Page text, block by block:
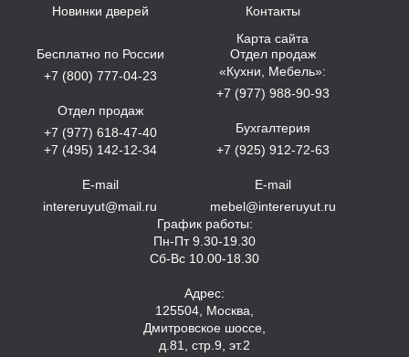
Новинки дверей
Контакты
Карта сайта
Бесплатно по России
+7 (800) 777-04-23
Отдел продаж
+7 (977) 618-47-40
+7 (495) 142-12-34
E-mail
intereruyut@mail.ru
Отдел продаж
«Кухни, Мебель»:
+7 (977) 988-90-93
Бухгалтерия
+7 (925) 912-72-63
E-mail
mebel@intereruyut.ru
График работы:
Пн-Пт 9.30-19.30
Сб-Вс 10.00-18.30
Адрес:
125504, Москва,
Дмитровское шоссе,
д.81, стр.9, эт.2